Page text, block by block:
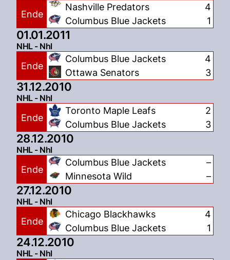
Ende
Nashville Predators
Columbus Blue Jackets
4
1
01.01.2011
NHL - Nhl
Ende
Columbus Blue Jackets
Ottawa Senators
4
3
31.12.2010
NHL - Nhl
Ende
Toronto Maple Leafs
Columbus Blue Jackets
2
3
28.12.2010
NHL - Nhl
Ende
Columbus Blue Jackets
Minnesota Wild
–
–
27.12.2010
NHL - Nhl
Ende
Chicago Blackhawks
Columbus Blue Jackets
4
1
24.12.2010
NHL - Nhl